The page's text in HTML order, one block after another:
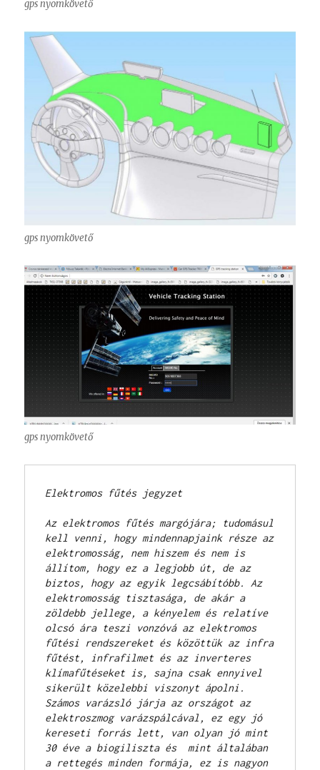
gps nyomkövető
gps nyomkövető
gps nyomkövető
Elektromos fűtés jegyzet
Az elektromos fűtés margójára; tudomásul
kell venni, hogy mindennapjaink része az
elektromosság, nem hiszem és nem is
állítom, hogy ez a legjobb út, de az
biztos, hogy az egyik legcsábítóbb. Az
elektromosság tisztasága, de akár a
zöldebb jellege, a kényelem és relatíve
olcsó ára teszi vonzóvá az elektromos
fűtési rendszereket és közöttük az infra
fűtést, infrafilmet és az inverteres
klímafűtéseket is, sajna csak ennyivel
sikerült közelebbi viszonyt ápolni.
Számos varázsló járja az országot az
elektroszmog varázspálcával, ez egy jó
kereseti forrás lett, van olyan jó mint
30 éve a biogiliszta és  mint általában
a rettegés minden formája, ez is nagyon